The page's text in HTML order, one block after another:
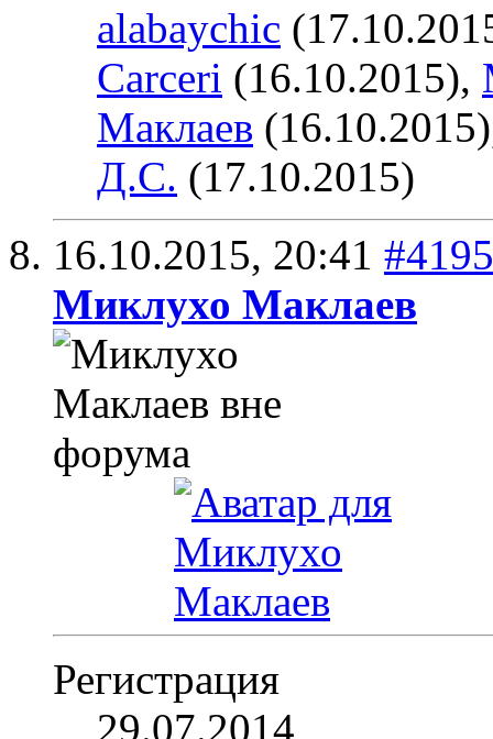
alabaychic
Carceri (16.10.2015),
Маклаев
Д.С. (17.10.2015)
16.10.2015, 20:41 #4195
Миклухо Маклаев
Регистрация
29.07.2014